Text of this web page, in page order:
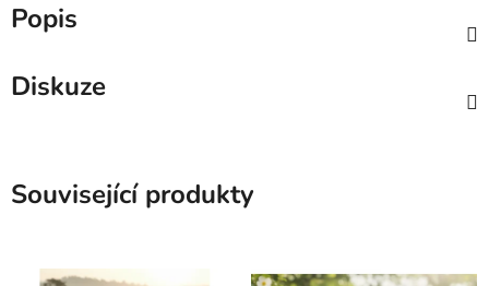
Popis
Diskuze
Související produkty